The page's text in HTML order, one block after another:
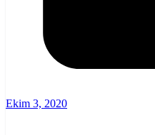
Ekim 3, 2020